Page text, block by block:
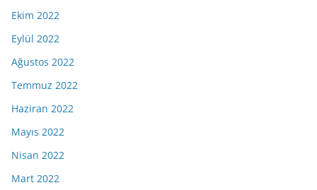
Ekim 2022
Eylül 2022
Ağustos 2022
Temmuz 2022
Haziran 2022
Mayıs 2022
Nisan 2022
Mart 2022